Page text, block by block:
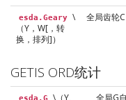
esda.Geary \
（Y，W[，转
换，排列]）
全局齿轮
GETIS ORD统计
\（Y、
全局G